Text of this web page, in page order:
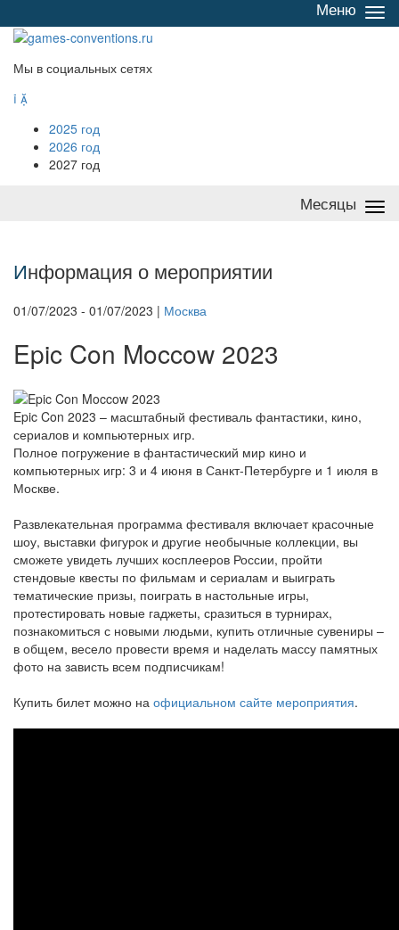
/
Меню
Мы в социальных сетях
 
2025 год
2026 год
2027 год
Месяцы
Информация о мероприятии
01/07/2023 - 01/07/2023 | Москва
Epic Con Moccow 2023
Epic Con 2023 – масштабный фестиваль фантастики, кино,
сериалов и компьютерных игр.
Полное погружение в фантастический мир кино и
компьютерных игр: 3 и 4 июня в Санкт-Петербурге и 1 июля в
Москве.
Развлекательная программа фестиваля включает красочные
шоу, выставки фигурок и другие необычные коллекции, вы
сможете увидеть лучших косплееров России, пройти
стендовые квесты по фильмам и сериалам и выиграть
тематические призы, поиграть в настольные игры,
протестировать новые гаджеты, сразиться в турнирах,
познакомиться с новыми людьми, купить отличные сувениры –
в общем, весело провести время и наделать массу памятных
фото на зависть всем подписчикам!
Купить билет можно на официальном сайте мероприятия.